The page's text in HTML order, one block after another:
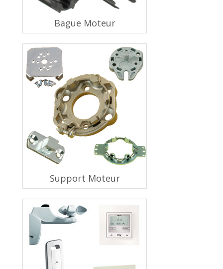
Bague Moteur
Support Moteur